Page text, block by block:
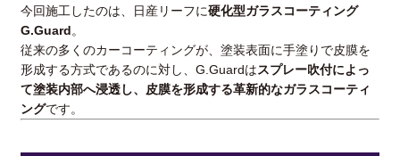
今回施工したのは、日産リーフに硬化型ガラスコーティング
G.Guard。
従来の多くのカーコーティングが、塗装表面に手塗りで皮膜を
形成する方式であるのに対し、G.Guardはスプレー吹付によっ
て塗装内部へ浸透し、皮膜を形成する革新的なガラスコーティ
ングです。